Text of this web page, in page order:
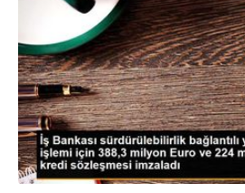
07.06.2023